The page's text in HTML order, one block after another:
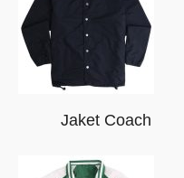
Jaket Coach